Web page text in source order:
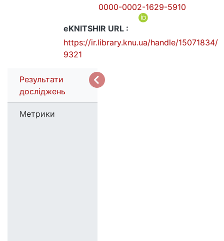
0000-0002-1629-5910
eKNITSHIR URL :
https://ir.library.knu.ua/handle/15071834/
9321
Результати
досліджень
Метрики